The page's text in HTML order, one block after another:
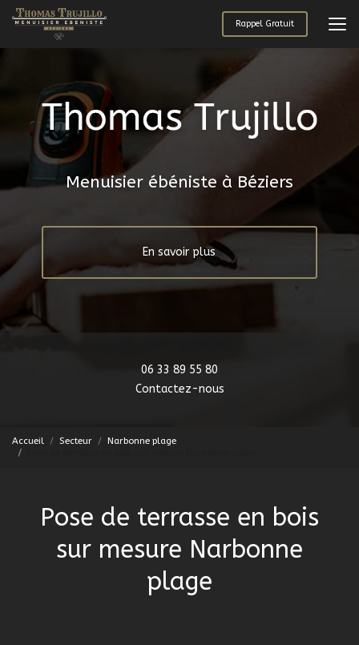
Aller
au
Rappel Gratuit
Menuisier ébéniste à Béziers
En savoir plus
06 33 89 55 80
Contactez-nous
Accueil Secteur
Narbonne plage
Pose de terrasse en bois
sur mesure Narbonne
plage